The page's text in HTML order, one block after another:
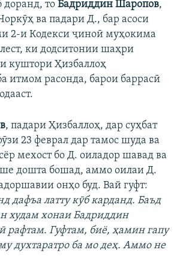
доранд, то Бадриддин Шаропов,
ва падари Д., бар асоси
2-и Кодекси ҷиноӣ муҳокима
ки додситонии шаҳри
куштори Ҳизбаллоҳ
итмом расонда, барои баррасӣ
, падари Ҳизбаллоҳ, дар суҳбат
23 феврал дар тамос шуда ва
мехост бо Д. оиладор шавад ва
дошта бошад, аммо оилаи Д.
онҳо буд. Вай гуфт:
дафъа латту кӯб карданд. Баъд
худам хонаи Бадриддин
рафтам. Гуфтам, биё, ҳамин гапу
духтаратро ба мо деҳ. Аммо не